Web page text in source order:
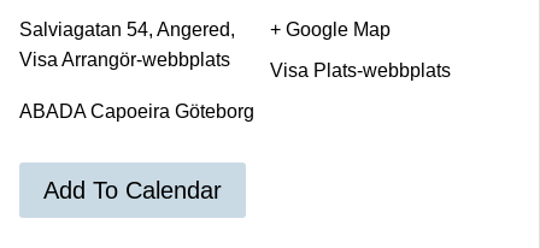
Salviagatan 54, Angered,
+ Google Map
Visa Plats-webbplats
ABADA Capoeira Göteborg
Visa Arrangör-webbplats
Add To Calendar